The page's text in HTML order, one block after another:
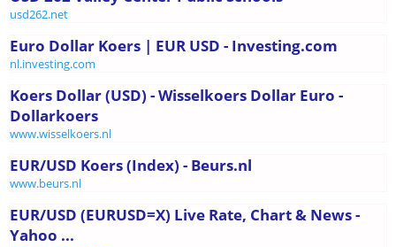
usd262.net
Euro Dollar Koers | EUR USD - Investing.com
nl.investing.com
Koers Dollar (USD) - Wisselkoers Dollar Euro -
Dollarkoers
www.wisselkoers.nl
EUR/USD Koers (Index) - Beurs.nl
www.beurs.nl
EUR/USD (EURUSD=X) Live Rate, Chart & News -
Yahoo ...